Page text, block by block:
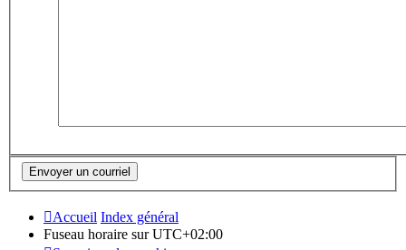
Accueil Index général
Fuseau horaire surUTC+02:00